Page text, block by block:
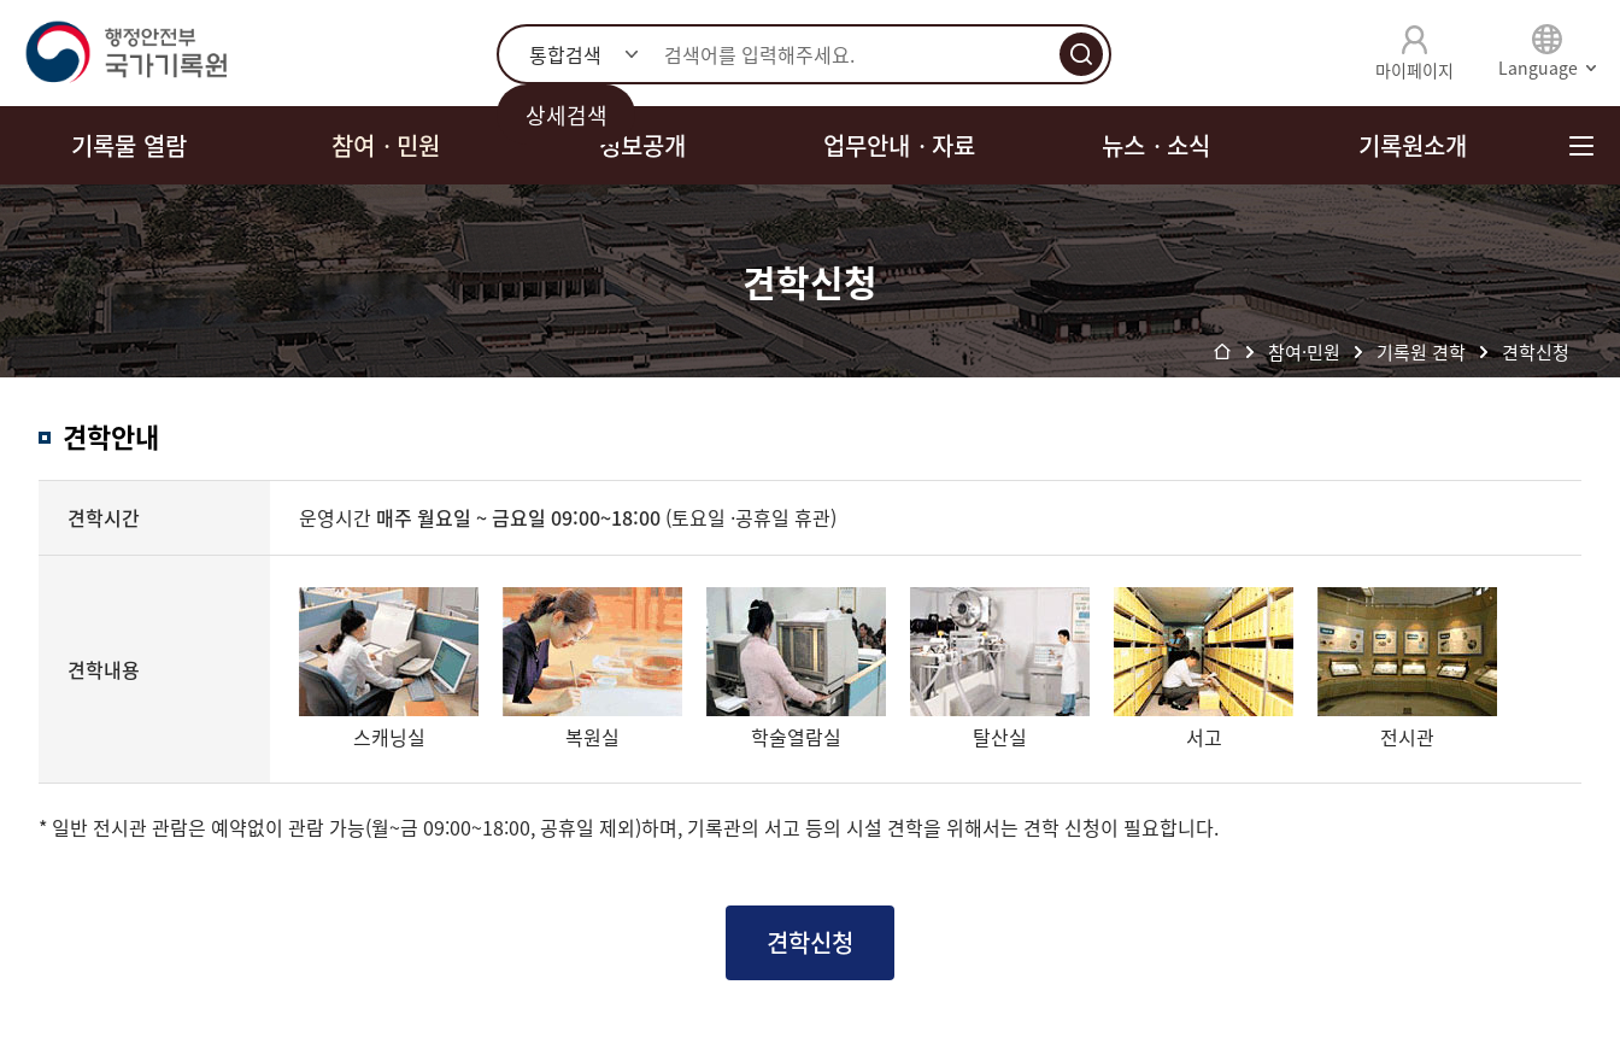
통합검색
상세검색
마이페이지 Language
기록물 열람 참여ㆍ민원 정보공개 업무안내ㆍ자료 뉴스ㆍ소식 기록원소개
견학신청
참여·민원 기록원 견학 견학신청
견학안내
내용견학시간 운영시간 매주 월요일 ~ 금요일 09:00~18:00 (토요일 ·공휴일 휴관)
견학내용
스캐닝실 복원실 학술열람실 탈산실 서고 전시관
* 일반 전시관 관람은 예약없이 관람 가능(월~금 09:00~18:00, 공휴일 제외)하며, 기록관의 서고 등의 시설 견학을 위해서는 견학 신청이 필요합니다.
견학신청